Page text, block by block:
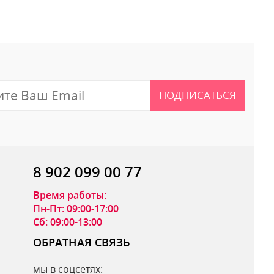
ПОДПИСАТЬСЯ
8 902 099 00 77
Время работы:
Пн-Пт: 09:00-17:00
Сб: 09:00-13:00
ОБРАТНАЯ СВЯЗЬ
мы в соцсетях: